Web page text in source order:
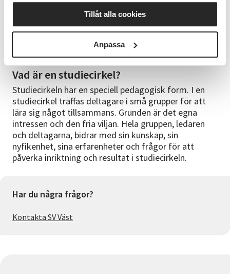
Tillåt alla cookies
Anpassa
om att din anmälan är skickad. Vi skickar
kallelse/faktura 1-2 veckor innan kursstart. Efter
avslutad cirkel kommer du att få en
utvärderingsenkät mailad till dig. Vi uppskattar om
du har möjlighet att besvara den.
Vad är en studiecirkel?
Studiecirkeln har en speciell pedagogisk form. I en
studiecirkel träffas deltagare i små grupper för att
lära sig något tillsammans. Grunden är det egna
intressen och den fria viljan. Hela gruppen, ledaren
och deltagarna, bidrar med sin kunskap, sin
nyfikenhet, sina erfarenheter och frågor för att
påverka inriktning och resultat i studiecirkeln.
Har du några frågor?
Kontakta SV Väst